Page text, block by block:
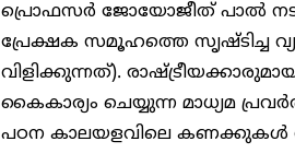
പ്രൊഫസർ ജോയോജീത് പാൽ
പ്രേക്ഷക സമൂഹത്തെ സൃഷ്‌ടിച്ച
വിളിക്കുന്നത്).
കൈകാര്യം ചെയ്യുന്ന മാധ്യമ
പഠന കാലയളവിലെ കണക്കുകൾ